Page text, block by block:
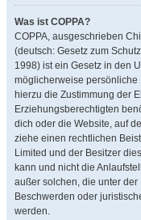
Was ist COPPA?
COPPA, ausgeschrieben
(deutsch: Gesetz zum
1998) ist ein Gesetz in den
möglicherweise
hierzu die Zustimmung der
Erziehungsberechtigten
dich oder die Website, auf
ziehe einen rechtlichen
Limited und der Besitzer
kann und nicht die
außer solchen, die unter der
Beschwerden oder
werden.